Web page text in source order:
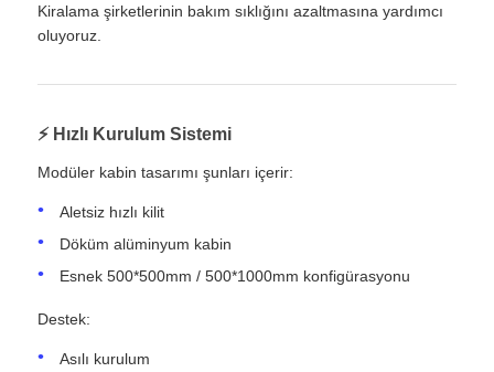
Kiralama şirketlerinin bakım sıklığını azaltmasına yardımcı
oluyoruz.
⚡ Hızlı Kurulum Sistemi
Modüler kabin tasarımı şunları içerir:
Aletsiz hızlı kilit
Döküm alüminyum kabin
Esnek 500*500mm / 500*1000mm konfigürasyonu
Destek:
Asılı kurulum